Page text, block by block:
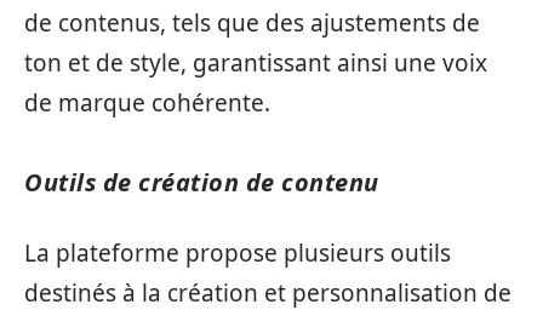
de contenus, tels que des ajustements de
ton et de style, garantissant ainsi une voix
de marque cohérente.
Outils de création de contenu
La plateforme propose plusieurs outils
destinés à la création et personnalisation de